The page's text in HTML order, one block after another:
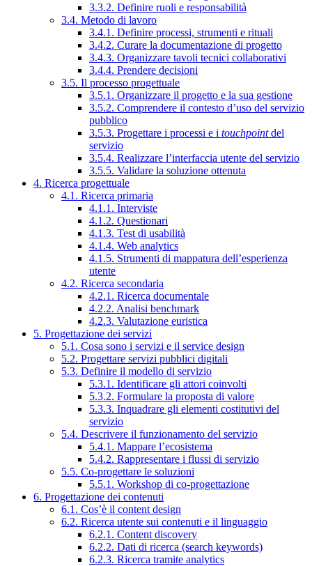
3.3.2. Definire ruoli e responsabilità
3.4. Metodo di lavoro
3.4.1. Definire processi, strumenti e rituali
3.4.2. Curare la documentazione di progetto
3.4.3. Organizzare tavoli tecnici collaborativi
3.4.4. Prendere decisioni
3.5. Il processo progettuale
3.5.1. Organizzare il progetto e la sua gestione
3.5.2. Comprendere il contesto d’uso del servizio
pubblico
3.5.3. Progettare i processi e i touchpointdel
servizio
3.5.4. Realizzare l’interfaccia utente del servizio
3.5.5. Validare la soluzione ottenuta
4. Ricerca progettuale
4.1. Ricerca primaria
4.1.1. Interviste
4.1.2. Questionari
4.1.3. Test di usabilità
4.1.4. Web analytics
4.1.5. Strumenti di mappatura dell’esperienza
utente
4.2. Ricerca secondaria
4.2.1. Ricerca documentale
4.2.2. Analisi benchmark
4.2.3. Valutazione euristica
5. Progettazione dei servizi
5.1. Cosa sono i servizi e il service design
5.2. Progettare servizi pubblici digitali
5.3. Definire il modello di servizio
5.3.1. Identificare gli attori coinvolti
5.3.2. Formulare la proposta di valore
5.3.3. Inquadrare gli elementi costitutivi del
servizio
5.4. Descrivere il funzionamento del servizio
5.4.1. Mappare l’ecosistema
5.4.2. Rappresentare i flussi di servizio
5.5. Co-progettare le soluzioni
5.5.1. Workshop di co-progettazione
6. Progettazione dei contenuti
6.1. Cos’è il content design
6.2. Ricerca utente sui contenuti e il linguaggio
6.2.1. Content discovery
6.2.2. Dati di ricerca (search keywords)
6.2.3. Ricerca tramite analytics